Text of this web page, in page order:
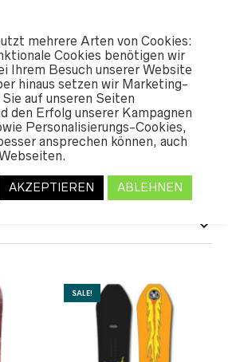
/ 161
161
SALE!
mehrere Arten von Cookies:
Cookies benötigen wir
Ihrem Besuch unserer Website
hinaus setzen wir Marketing-
auf unseren Seiten
den Erfolg unserer Kampagnen
Personalisierungs-Cookies,
ansprechen können, auch
AKZEPTIEREN ABLEHNEN